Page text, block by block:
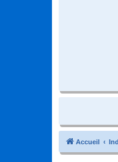
Accueil